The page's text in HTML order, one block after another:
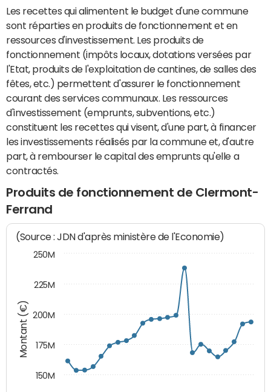
Les recettes qui alimentent le budget d'une commune
sont réparties en produits de fonctionnement et en
ressources d'investissement. Les produits de
fonctionnement (impôts locaux, dotations versées par
l'Etat, produits de l'exploitation de cantines, de salles des
fêtes, etc.) permettent d'assurer le fonctionnement
courant des services communaux. Les ressources
d'investissement (emprunts, subventions, etc.)
constituent les recettes qui visent, d'une part, à financer
les investissements réalisés par la commune et, d'autre
part, à rembourser le capital des emprunts qu'elle a
contractés.
Produits de fonctionnement de Clermont-
Ferrand
Montant (€)
(Source : JDN d'après ministère de l'Economie)
150M
175M
200M
225M
250M